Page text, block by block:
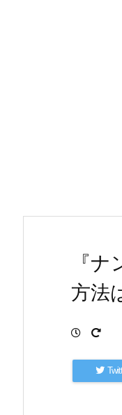
『
方法